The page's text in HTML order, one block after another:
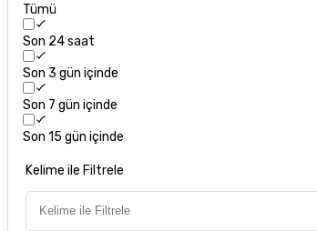
Tümü
Son 24 saat
Son 3 gün içinde
Son 7 gün içinde
Son 15 gün içinde
Kelime ile Filtrele